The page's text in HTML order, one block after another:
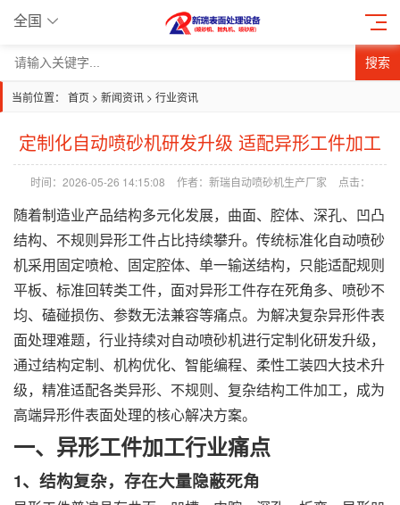
全国
搜索
当前位置： 首页 > 新闻资讯 > 行业资讯
定制化自动喷砂机研发升级 适配异形工件加工
时间：2026-05-26 14:15:08 作者：新瑞自动喷砂机生产厂家 点击：
随着制造业产品结构多元化发展，曲面、腔体、深孔、凹凸
结构、不规则异形工件占比持续攀升。传统标准化自动喷砂
机采用固定喷枪、固定腔体、单一输送结构，只能适配规则
平板、标准回转类工件，面对异形工件存在死角多、喷砂不
均、磕碰损伤、参数无法兼容等痛点。为解决复杂异形件表
面处理难题，行业持续对自动喷砂机进行定制化研发升级，
通过结构定制、机构优化、智能编程、柔性工装四大技术升
级，精准适配各类异形、不规则、复杂结构工件加工，成为
高端异形件表面处理的核心解决方案。
一、异形工件加工行业痛点
1、结构复杂，存在大量隐蔽死角